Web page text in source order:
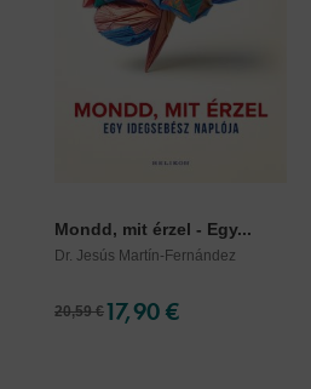
Mondd, mit érzel - Egy...
Dr. Jesús Martín-Fernández
20,59 €17,90 €